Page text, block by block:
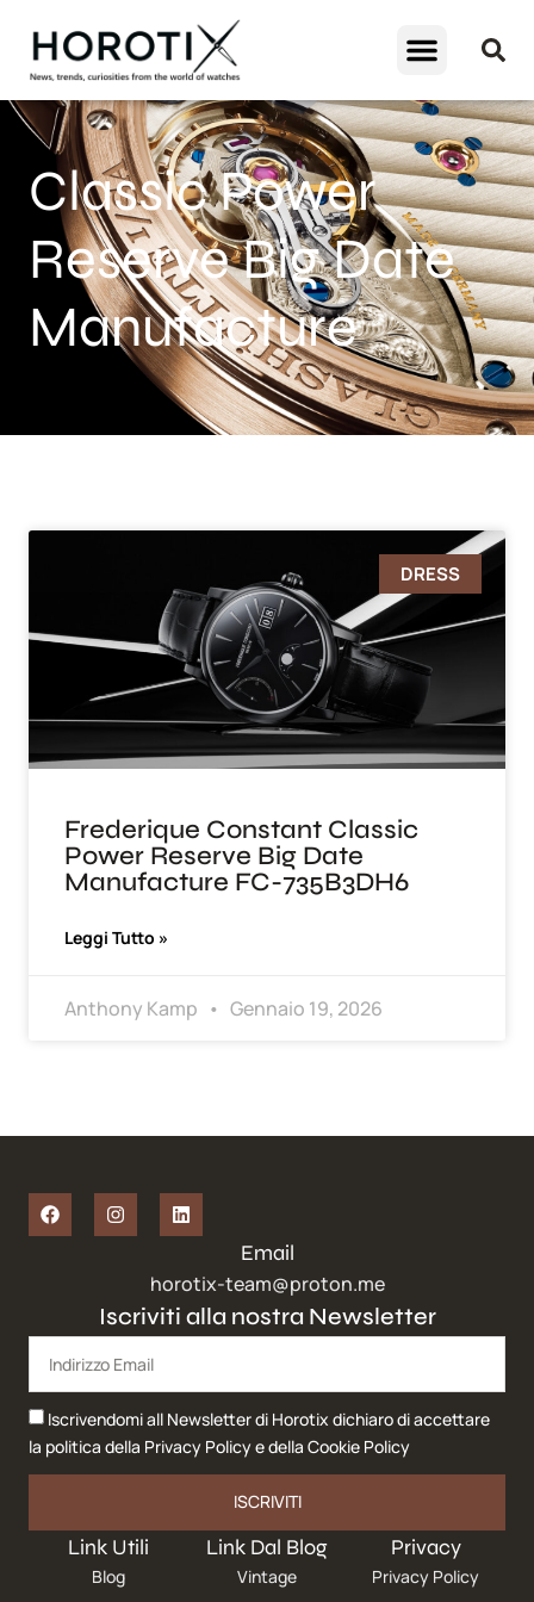
Classic Power
Reserve Big Date
Manufacture
DRESS
Frederique Constant Classic
Power Reserve Big Date
Manufacture FC-735B3DH6
Leggi Tutto »
Anthony Kamp Gennaio 19, 2026
Link Utili
Blog
Link Dal Blog
Vintage
Privacy
Privacy Policy
Iscriviti alla nostra Newsletter
Iscrivendomi all Newsletter di Horotix dichiaro di accettare
la politica della Privacy Policye della Cookie Policy
ISCRIVITI
Email
horotix-team@proton.me